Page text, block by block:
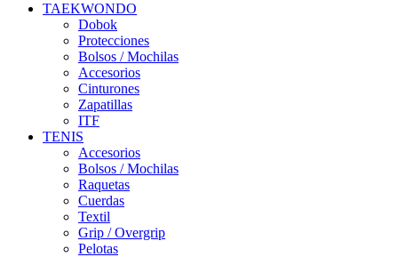
TAEKWONDO
Dobok
Protecciones
Bolsos / Mochilas
Accesorios
Cinturones
Zapatillas
ITF
TENIS
Accesorios
Bolsos / Mochilas
Raquetas
Cuerdas
Textil
Grip / Overgrip
Pelotas